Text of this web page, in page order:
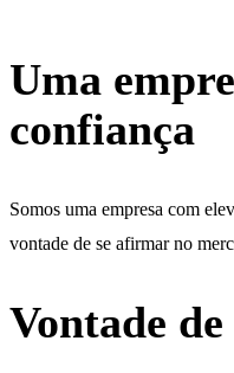
Uma
confiança
Somos uma empresa com
vontade de se afirmar no
Vontade